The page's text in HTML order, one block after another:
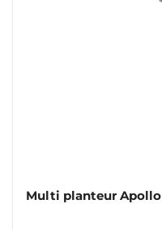
Multi planteur Apollo